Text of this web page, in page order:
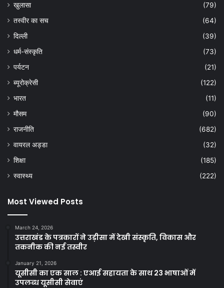
खुलासा
(79)
तस्वीर का सच
(64)
दिल्ली
(39)
धर्म-संस्कृति
(73)
पर्यटन
(21)
ब्यूरोक्रेसी
(122)
भारत
(11)
मौसम
(90)
राजनीति
(682)
वायरल अड्डा
(32)
शिक्षा
(185)
स्वास्थ्य
(222)
Most Viewed Posts
March 24, 2026
उत्तराखंड के पत्रकारों ने उड़ीसा में देखी संस्कृति, विकास और
तकनीक की नई तस्वीर
January 21, 2026
यूसीसी का एक साल : एआई सहायता के साथ 23 भाषाओं में
उपलब्ध यूसीसी सेवाएं